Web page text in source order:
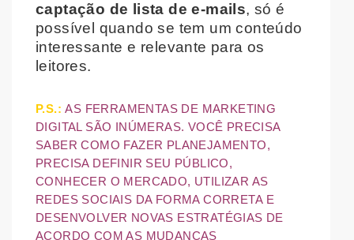
captação de lista de e-mails, só é
possível quando se tem um conteúdo
interessante e relevante para os
leitores.
P.S.: AS FERRAMENTAS DE MARKETING
DIGITAL SÃO INÚMERAS. VOCÊ PRECISA
SABER COMO FAZER PLANEJAMENTO,
PRECISA DEFINIR SEU PÚBLICO,
CONHECER O MERCADO, UTILIZAR AS
REDES SOCIAIS DA FORMA CORRETA E
DESENVOLVER NOVAS ESTRATÉGIAS DE
ACORDO COM AS MUDANÇAS